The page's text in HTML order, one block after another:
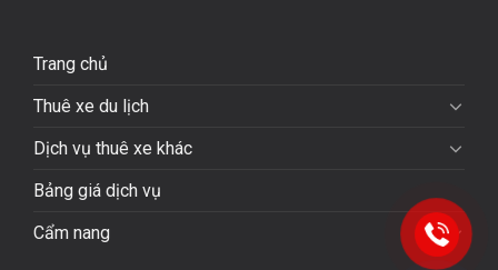
Trang chủ
Thuê xe du lịch
Dịch vụ thuê xe khác
Bảng giá dịch vụ
Cẩm nang